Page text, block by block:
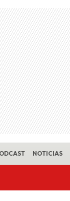
NOTICIAS